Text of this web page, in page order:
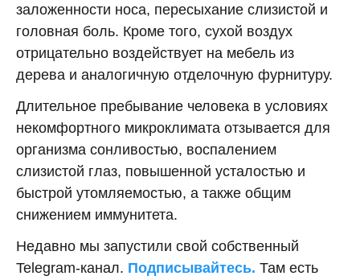
заложенности носа, пересыхание слизистой и
головная боль. Кроме того, сухой воздух
отрицательно воздействует на мебель из
дерева и аналогичную отделочную фурнитуру.
Длительное пребывание человека в условиях
некомфортного микроклимата отзывается для
организма сонливостью, воспалением
слизистой глаз, повышенной усталостью и
быстрой утомляемостью, а также общим
снижением иммунитета.
Недавно мы запустили свой собственный
Telegram-канал. Подписывайтесь. Там есть